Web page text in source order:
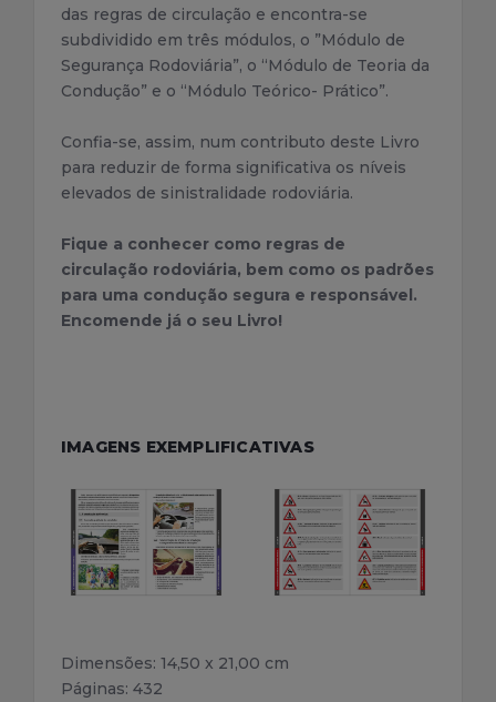
das regras de circulação e encontra-se
subdividido em três módulos, o ”Módulo de
Segurança Rodoviária”, o “Módulo de Teoria da
Condução” e o “Módulo Teórico- Prático”.
Confia-se, assim, num contributo deste Livro
para reduzir de forma significativa os níveis
elevados de sinistralidade rodoviária.
Fique a conhecer como regras de
circulação rodoviária, bem como os padrões
para uma condução segura e responsável.
Encomende já o seu Livro!
Dimensões: 14,50 x 21,00 cm
Páginas: 432
IMAGENS EXEMPLIFICATIVAS